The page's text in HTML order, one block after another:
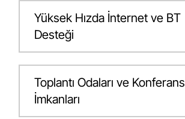
Yüksek Hızda İnternet ve BT
Desteği
Toplantı Odaları ve Konferans
İmkanları